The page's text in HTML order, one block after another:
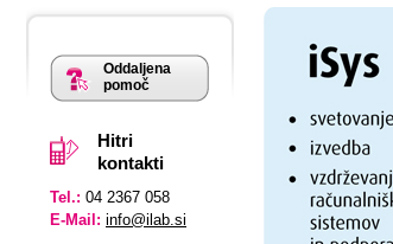
Oddaljena
pomoč
Hitri
kontakti
Tel.: 04 2367 058
E-Mail: info@ilab.si